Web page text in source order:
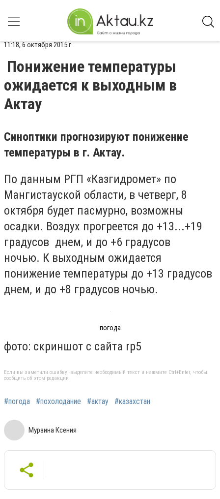
11:18, 6 октября 2015 г.
Понижение температуры
ожидается к выходным в
Актау
Синоптики прогнозируют понижение
температуры в г. Актау.
По данным РГП «Казгидромет» по
Мангистауской области, в четверг, 8
октября будет пасмурно, возможны
осадки. Воздух прогреется до +13...+19
градусов днем, и до +6 градусов
ночью. К выходным ожидается
понижение температуры до +13 градусов
днем, и до +8 градусов ночью.
погода
фото: скриншот с сайта rp5
Если вы заметили ошибку, выделите необходимый текст и нажмите Ctrl+Enter, чтобы
сообщить об этом редакции
#погода #похолодание #актау #казахстан
Мурзина Ксения